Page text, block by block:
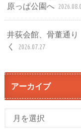
原っぱ公園へ
井荻会館、骨董通
く
2026.07.27
アーカイブ